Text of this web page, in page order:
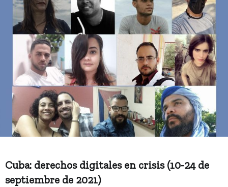
Cuba: derechos digitales en crisis (10-24 de
septiembre de 2021)